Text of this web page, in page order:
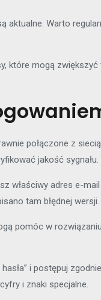
Warto
mogą
połączone z
jakość sygnału.
adres e-mail
tam błędnej wersji.
pomóc w
i postępuj
i znaki specjalne.